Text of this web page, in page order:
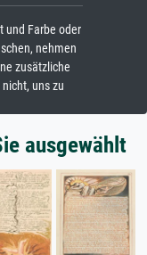
und Farbe oder
nehmen
zusätzliche
uns zu
ausgewählt